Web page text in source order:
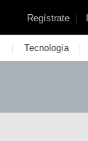
Regístrate |
| Tecnología |